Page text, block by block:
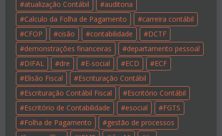
atualização Contábil
auditoria
Calculo da Folha de Pagamento
carreira contábil
CFOP
cisão contabilidade
DCTF
demonstrações financeiras
departamento pessoal
DIFAL
dre E-social ECD
ECF
Elisão Fiscal
Escrituração Contábil
Escrituração Contábil Fiscal
Escritório Contábil
Escritório de Contabilidade
esocial
FGTS
Folha de Pagamento
gestão de processos